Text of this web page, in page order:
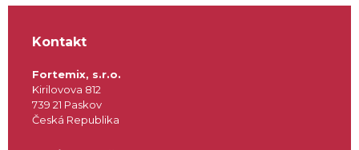
Kontakt
Fortemix, s.r.o.
Kirilovova 812
739 21 Paskov
Česká Republika